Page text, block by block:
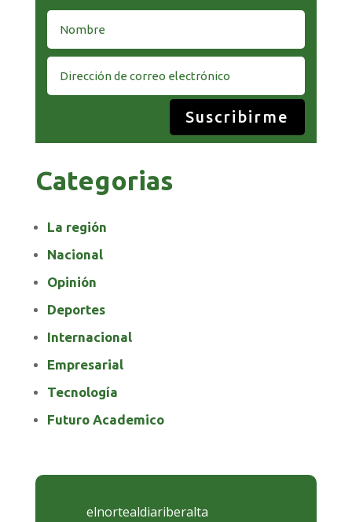
Suscribirme
Categorias
La región
Nacional
Opinión
Deportes
Internacional
Empresarial
Tecnología
Futuro Academico
elnortealdiariberalta